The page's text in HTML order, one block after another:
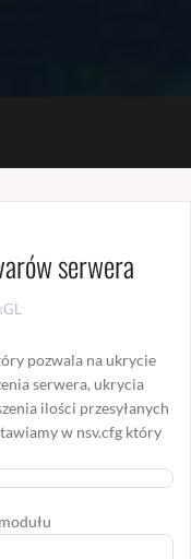
serwera
pozwala na ukrycie
serwera, ukrycia
ilości przesyłanych
w nsv.cfg który